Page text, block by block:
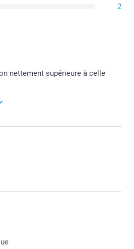
2
nettement supérieure à celle
évaluation. Cela fait très